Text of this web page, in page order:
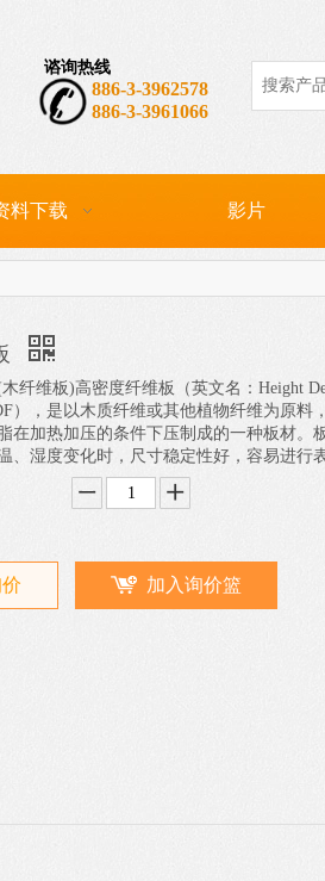
谘询热线
886-3-3962578
886-3-3961066
热门
料下载 影片
纤维板)高密度纤维板（英文名：Height
），是以木质纤维或其他植物纤维为原料
在加热加压的条件下压制成的一种板材。
、湿度变化时，尺寸稳定性好，容易进行
加入询价篮